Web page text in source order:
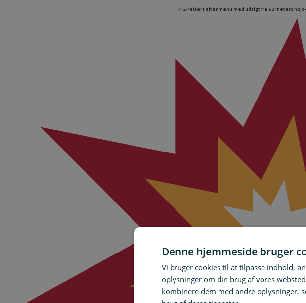
✅4-retters aftenmenu med udsigt fra 62 meters
Denne hjemmeside bruger
Vi bruger cookies til at tilpasse indhold,
oplysninger om din brug af vores
kombinere dem med andre oplysninger,